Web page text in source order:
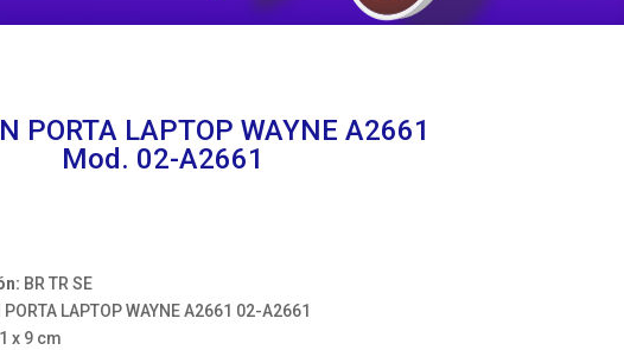
PORTA LAPTOP WAYNE A2661
Mod. 02-A2661
BR TR SE
PORTA LAPTOP WAYNE A2661 02-A2661
x 9 cm